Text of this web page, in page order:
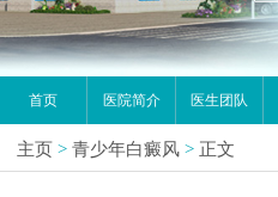
首页 医院简介 医生团队
主页 > 青少年白癜风 > 正文